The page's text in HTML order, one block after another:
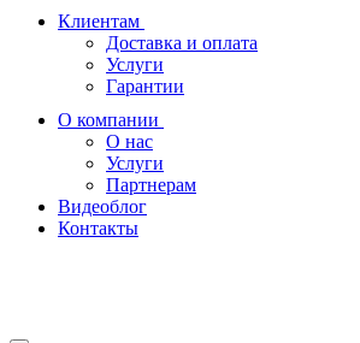
Клиентам
Доставка и оплата
Услуги
Гарантии
О компании
О нас
Услуги
Партнерам
Видеоблог
Контакты